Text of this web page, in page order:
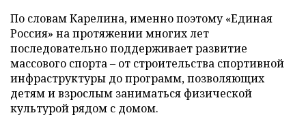
По словам Карелина, именно поэтому «Единая
Россия» на протяжении многих лет
последовательно поддерживает развитие
массового спорта – от строительства спортивной
инфраструктуры до программ, позволяющих
детям и взрослым заниматься физической
культурой рядом с домом.